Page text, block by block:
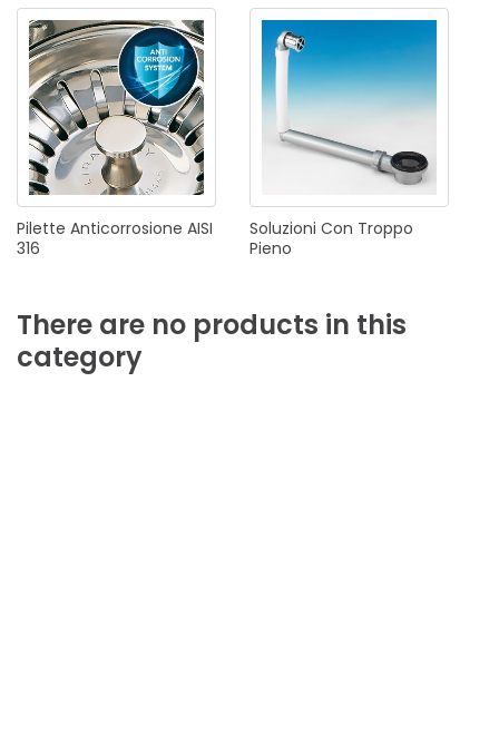
Pilette Anticorrosione AISI
316
Soluzioni Con Troppo
Pieno
There are no products in this
category